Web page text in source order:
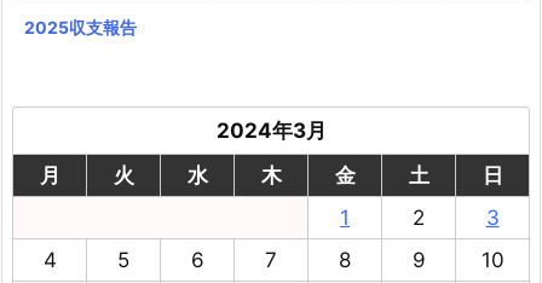
2025収支報告
2024年3月
月
火 水 木 金 土
日
1
2
3
4
5 6 7 8 9
10